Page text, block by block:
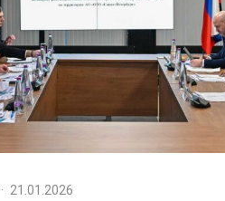
· 21.01.2026